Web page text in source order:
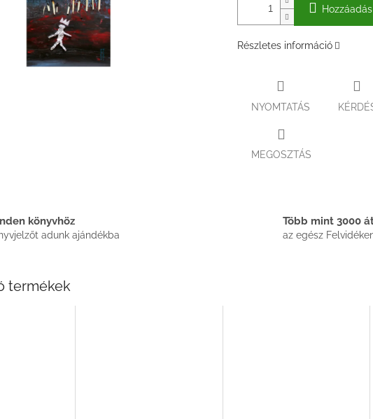
Részletes információ
NYOMTATÁS
MEGOSZTÁS
könyvhöz
adunk ajándékba
Több mint 3000
az egész
termékek